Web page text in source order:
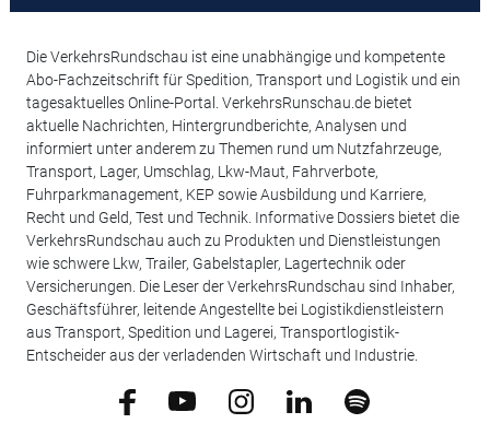
Die VerkehrsRundschau ist eine unabhängige und kompetente
Abo-Fachzeitschrift für Spedition, Transport und Logistik und ein
tagesaktuelles Online-Portal. VerkehrsRunschau.de bietet
aktuelle Nachrichten, Hintergrundberichte, Analysen und
informiert unter anderem zu Themen rund um Nutzfahrzeuge,
Transport, Lager, Umschlag, Lkw-Maut, Fahrverbote,
Fuhrparkmanagement, KEP sowie Ausbildung und Karriere,
Recht und Geld, Test und Technik. Informative Dossiers bietet die
VerkehrsRundschau auch zu Produkten und Dienstleistungen
wie schwere Lkw, Trailer, Gabelstapler, Lagertechnik oder
Versicherungen. Die Leser der VerkehrsRundschau sind Inhaber,
Geschäftsführer, leitende Angestellte bei Logistikdienstleistern
aus Transport, Spedition und Lagerei, Transportlogistik-
Entscheider aus der verladenden Wirtschaft und Industrie.